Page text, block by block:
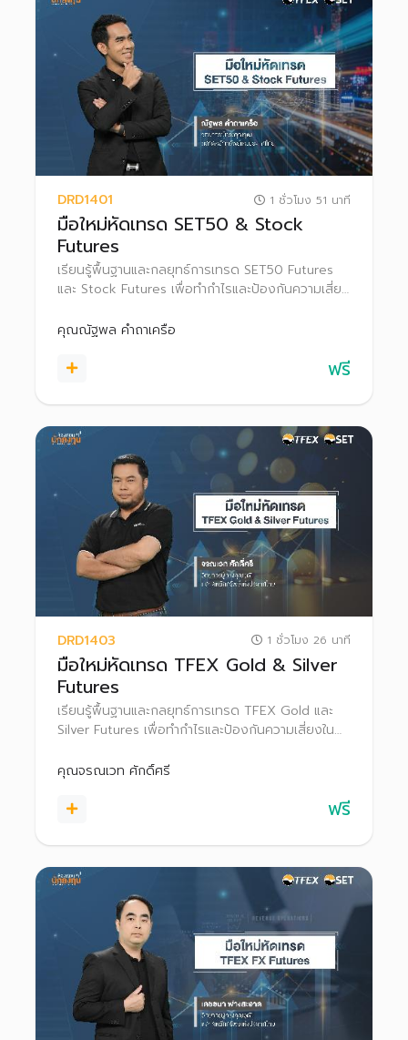
DRD1401 1 ชั่วโมง 51 นาที
มือใหม่หัดเทรด SET50 & Stock
Futures
เรียนรู้พื้นฐานและกลยุทธ์การเทรด SET50 Futures
และ Stock Futures เพื่อทำกำไรและป้องกันความเสี่ยง
คุณณัฐพล คำถาเครือ
ฟรี
DRD1403 1 ชั่วโมง 26 นาที
มือใหม่หัดเทรด TFEX Gold & Silver
Futures
เรียนรู้พื้นฐานและกลยุทธ์การเทรด TFEX Gold และ
Silver Futures เพื่อทำกำไรและป้องกันความเสี่ยงใน
คุณจรณเวท ศักดิ์ศรี
ฟรี